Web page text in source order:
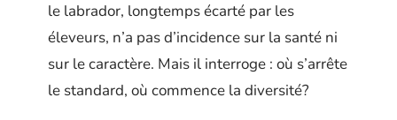
le labrador, longtemps écarté par les
éleveurs, n’a pas d’incidence sur la santé ni
sur le caractère. Mais il interroge : où s’arrête
le standard, où commence la diversité?